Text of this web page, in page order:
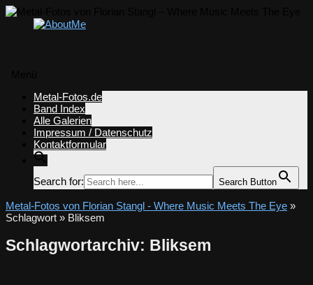
springen
Metal-Fotos.de
Band Index
Alle Galerien
Impressum / Datenschutz
Kontaktformular
Search for: Search Button
Metal-Fotos von Florian Stangl - Where Music Meets The Eye »
Schlagwort » Bliksem
Schlagwortarchiv: Bliksem